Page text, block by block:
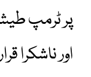
پر ٹرمپ
اور ناشکرا